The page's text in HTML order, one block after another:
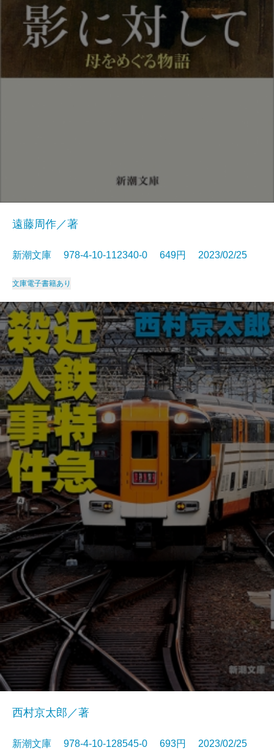
遠藤周作／著
新潮文庫 978-4-10-112340-0 649円 2023/02/25
文庫電子書籍あり
西村京太郎／著
新潮文庫 978-4-10-128545-0 693円 2023/02/25